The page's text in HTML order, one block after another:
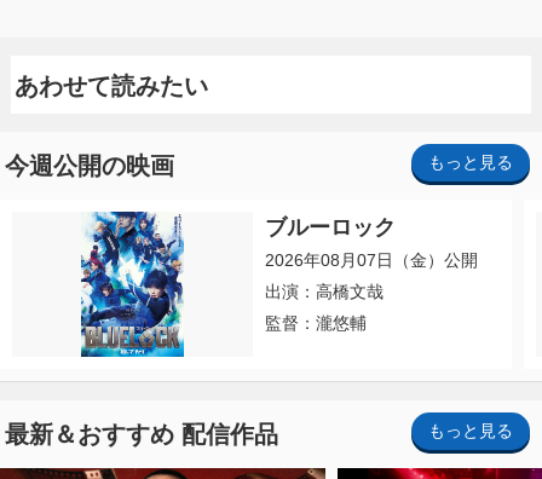
あわせて読みたい
今週公開の映画 もっと見る
ブルーロック
2026年08月07日（金）公開
出演：高橋文哉
監督：瀧悠輔
最新＆おすすめ 配信作品 もっと見る